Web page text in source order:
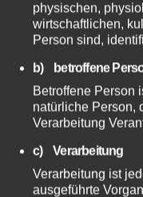
physischen,
wirtschaftlichen,
Person sind,
b) betroffene
Betroffene Person
natürliche Person,
Verarbeitung
c) Verarbeitung
Verarbeitung ist
ausgeführte